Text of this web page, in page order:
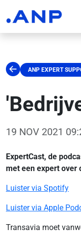
ANP EXPERT
19 NOV 2021
ExpertCast, de
met een expert over
Luister via Spotify
Luister via Apple
Transavia moet